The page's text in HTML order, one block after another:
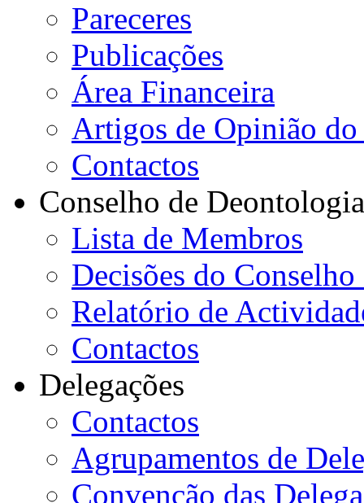
Pareceres
Publicações
Área Financeira
Artigos de Opinião do
Contactos
Conselho de Deontologia
Lista de Membros
Decisões do
Relatório de
Contactos
Delegações
Contactos
Agrupamentos de
Convenção das